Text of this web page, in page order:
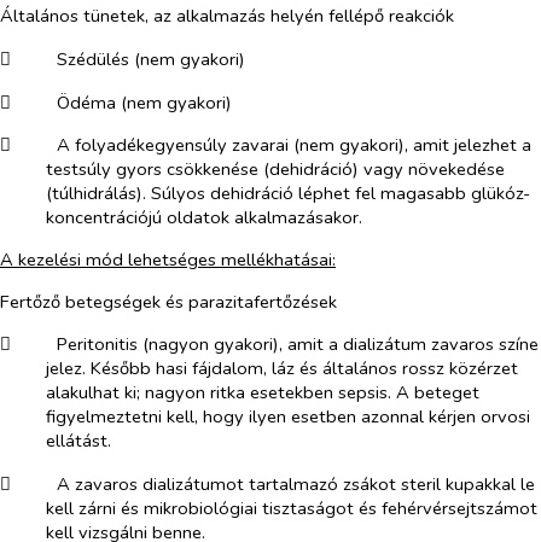
Általános tünetek, az alkalmazás helyén fellépő reakciók
​
Szédülés (nem gyakori)
​
Ödéma (nem gyakori)
​
A folyadékegyensúly zavarai (nem gyakori), amit jelezhet a
testsúly gyors csökkenése (dehidráció) vagy növekedése
(túlhidrálás). Súlyos dehidráció léphet fel magasabb glükóz-
koncentrációjú oldatok alkalmazásakor.
A kezelési mód lehetséges mellékhatásai:
Fertőző betegségek és parazitafertőzések
​
Peritonitis (nagyon gyakori), amit a dializátum zavaros színe
jelez. Később hasi fájdalom, láz és általános rossz közérzet
alakulhat ki; nagyon ritka esetekben sepsis. A beteget
figyelmeztetni kell, hogy ilyen esetben azonnal kérjen orvosi
ellátást.
​
A zavaros dializátumot tartalmazó zsákot steril kupakkal le
kell zárni és mikrobiológiai tisztaságot és fehérvérsejtszámot
kell vizsgálni benne.